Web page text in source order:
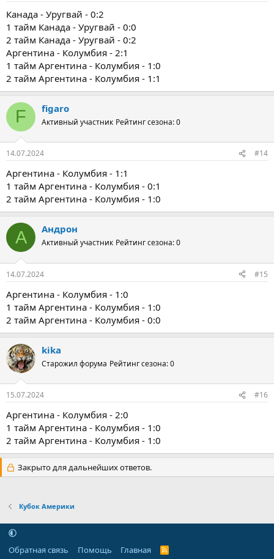
Канада - Уругвай - 0:2
1 тайм Канада - Уругвай - 0:0
2 тайм Канада - Уругвай - 0:2
Аргентина - Колумбия - 2:1
1 тайм Аргентина - Колумбия - 1:0
2 тайм Аргентина - Колумбия - 1:1
F figaro
Активный участник Рейтинг сезона: 0
14.07.2024 #14
Аргентина - Колумбия - 1:1
1 тайм Аргентина - Колумбия - 0:1
2 тайм Аргентина - Колумбия - 1:0
А Андрон
Активный участник Рейтинг сезона: 0
14.07.2024 #15
Аргентина - Колумбия - 1:0
1 тайм Аргентина - Колумбия - 1:0
2 тайм Аргентина - Колумбия - 0:0
kika
Старожил форума Рейтинг сезона: 0
15.07.2024 #16
Аргентина - Колумбия - 2:0
1 тайм Аргентина - Колумбия - 1:0
2 тайм Аргентина - Колумбия - 1:0
Закрыто для дальнейших ответов.
Кубок Америки
Обратная связь Помощь Главная
R